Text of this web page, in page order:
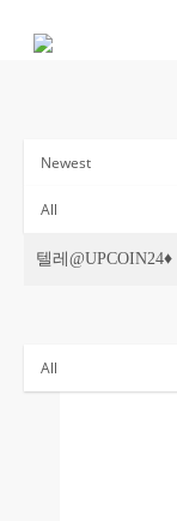
주간 IAM